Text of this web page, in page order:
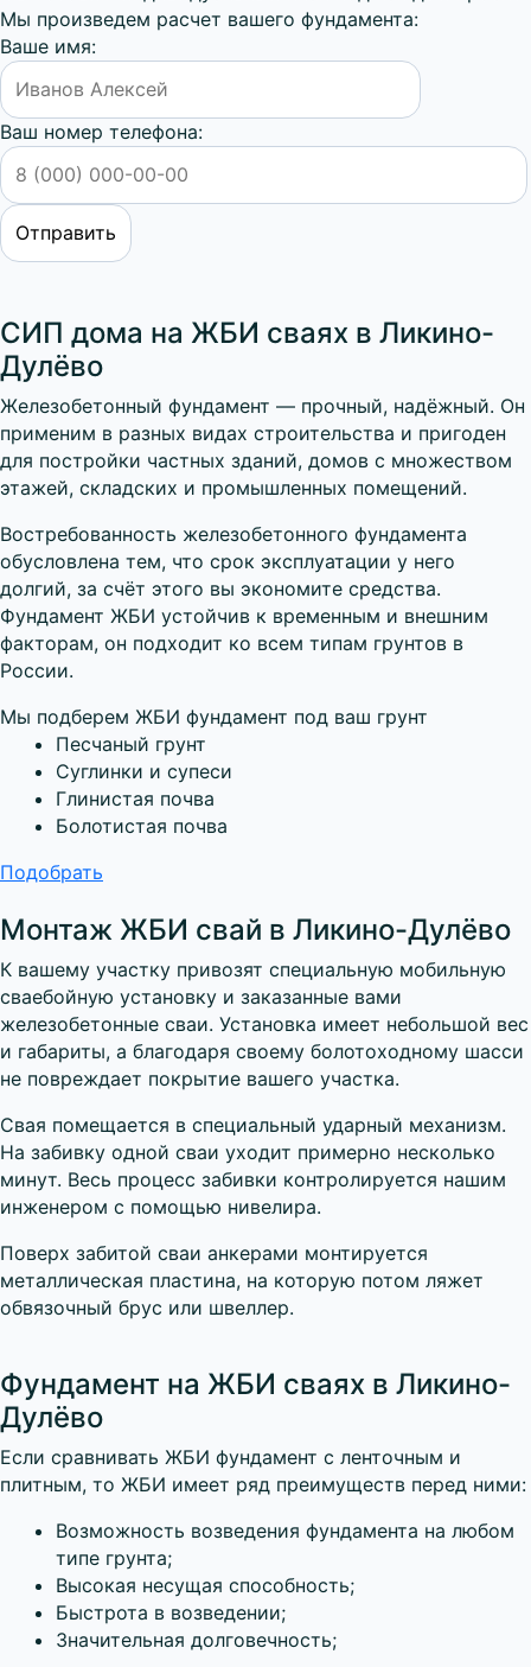
Мы произведем расчет вашего фундамента:
Ваше имя:
Ваш номер телефона:
СИП дома на ЖБИ сваях в Ликино-
Дулёво
Железобетонный фундамент — прочный, надёжный. Он
применим в разных видах строительства и пригоден
для постройки частных зданий, домов с множеством
этажей, складских и промышленных помещений.
Востребованность железобетонного фундамента
обусловлена тем, что срок эксплуатации у него
долгий, за счёт этого вы экономите средства.
Фундамент ЖБИ устойчив к временным и внешним
факторам, он подходит ко всем типам грунтов в
России.
Мы подберем ЖБИ фундамент под ваш грунт
Песчаный грунт
Суглинки и супеси
Глинистая почва
Болотистая почва
Подобрать
Монтаж ЖБИ свай в Ликино-Дулёво
К вашему участку привозят специальную мобильную
сваебойную установку и заказанные вами
железобетонные сваи. Установка имеет небольшой вес
и габариты, а благодаря своему болотоходному шасси
не повреждает покрытие вашего участка.
Свая помещается в специальный ударный механизм.
На забивку одной сваи уходит примерно несколько
минут. Весь процесс забивки контролируется нашим
инженером с помощью нивелира.
Поверх забитой сваи анкерами монтируется
металлическая пластина, на которую потом ляжет
обвязочный брус или швеллер.
Фундамент на ЖБИ сваях в Ликино-
Дулёво
Если сравнивать ЖБИ фундамент с ленточным и
плитным, то ЖБИ имеет ряд преимуществ перед ними:
Возможность возведения фундамента на любом
типе грунта;
Высокая несущая способность;
Быстрота в возведении;
Значительная долговечность;